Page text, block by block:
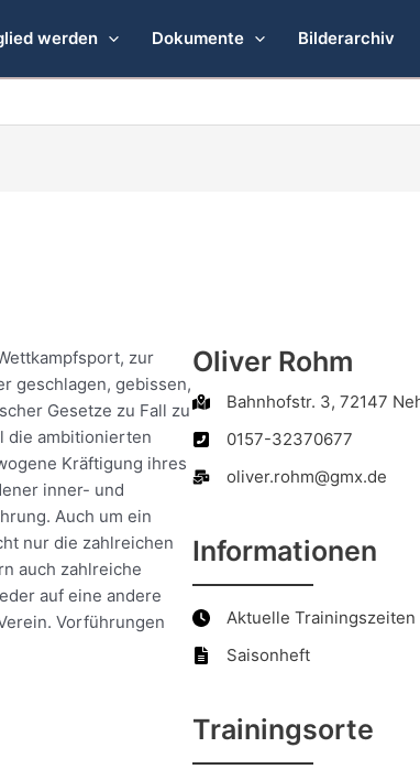
werden Dokumente Bilderarchiv
zur
geschlagen, gebissen,
Gesetze zu Fall zu
die ambitionierten
Kräftigung ihres
inner- und
Auch um ein
nur die zahlreichen
auch zahlreiche
auf eine andere
Vorführungen
Oliver Rohm
Bahnhofstr. 3, 72147
0157-32370677
oliver.rohm@gmx.de
Informationen
Aktuelle Trainingszeiten
Saisonheft
Trainingsorte